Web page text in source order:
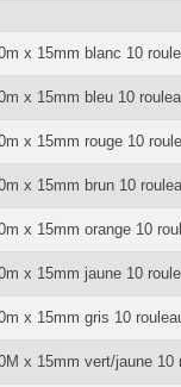
x 15mm blanc 10
x 15mm bleu 10
x 15mm rouge 10
x 15mm brun 10
x 15mm orange 10
x 15mm jaune 10
x 15mm gris 10
x 15mm vert/jaune 10